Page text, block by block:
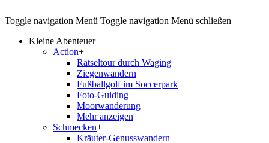
Toggle navigation Menü Toggle navigation Menü schließen
Kleine Abenteuer
Action+
Rätseltour durch Waging
Ziegenwandern
Fußballgolf im Soccerpark
Foto-Guiding
Moorwanderung
Mehr anzeigen
Schmecken+
Kräuter-Genusswandern